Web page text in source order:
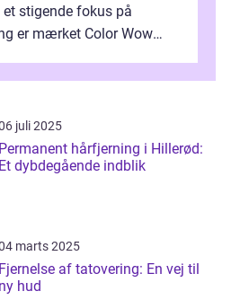
stigende fokus på
er mærket Color Wow
juli 2025
Permanent hårfjerning i Hillerød:
Et dybdegående indblik
marts 2025
Fjernelse af tatovering: En vej til
ny hud